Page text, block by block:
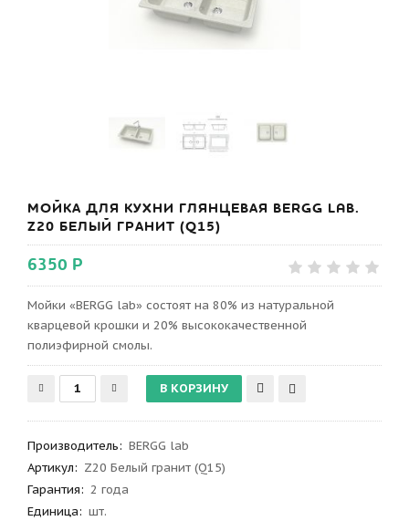
МОЙКА ДЛЯ КУХНИ ГЛЯНЦЕВАЯ BERGG LAB.
Z20 БЕЛЫЙ ГРАНИТ (Q15)
6350 Р
Мойки «BERGG lab» состоят на 80% из натуральной
кварцевой крошки и 20% высококачественной
полиэфирной смолы.
Производитель: BERGG lab
Артикул: Z20 Белый гранит (Q15)
Гарантия: 2 года
Единица: шт.